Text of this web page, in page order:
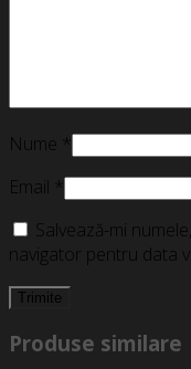
Nume *
Email *
Salvează-mi
navigator pentru data
Produse similare